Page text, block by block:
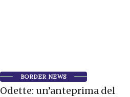
BORDER NEWS
Odette: un’anteprima del